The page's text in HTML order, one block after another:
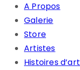
A Propos
Galerie
Store
Artistes
Histoires